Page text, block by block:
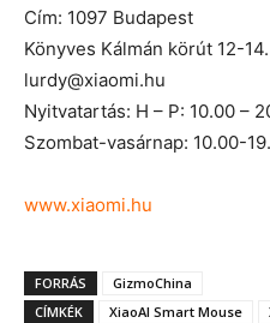
Cím: 1097 Budapest
Könyves Kálmán körút 12-14.
lurdy@xiaomi.hu
Nyitvatartás: H – P: 10.00 –
Szombat-vasárnap: 10.00-
www.xiaomi.hu
FORRÁS
GizmoChina
CÍMKÉK
XiaoAI Smart Mouse